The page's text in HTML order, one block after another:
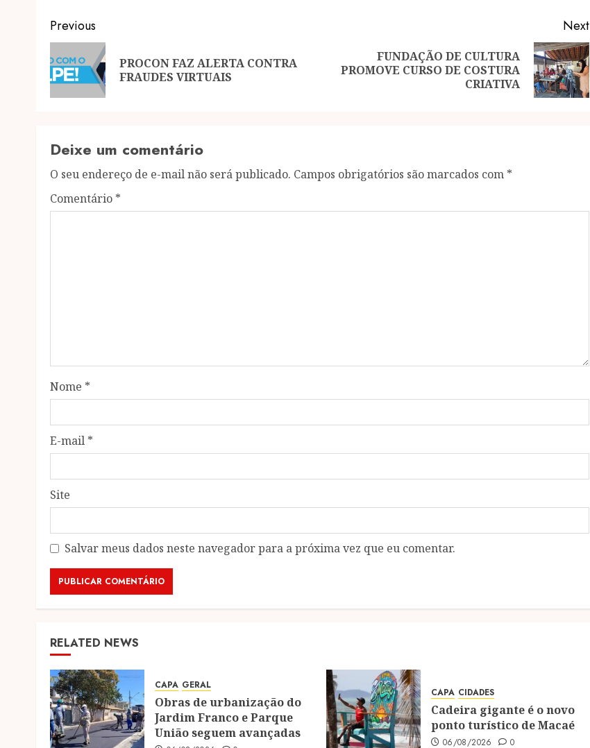
Post
navigation
Previous
Previous
PROCON FAZ ALERTA CONTRA
FRAUDES VIRTUAIS
Next
Next
FUNDAÇÃO DE CULTURA
PROMOVE CURSO DE COSTURA
CRIATIVA
Deixe um comentário
O seu endereço de e-mail não será publicado. Campos obrigatórios são marcados com *
Comentário *
Nome *
E-mail *
Site
Salvar meus dados neste navegador para a próxima vez que eu comentar.
RELATED NEWS
CAPA GERAL
Obras de urbanização do
Jardim Franco e Parque
União seguem avançadas
CAPA CIDADES
Cadeira gigante é o novo
ponto turístico de Macaé
06/08/2026 0